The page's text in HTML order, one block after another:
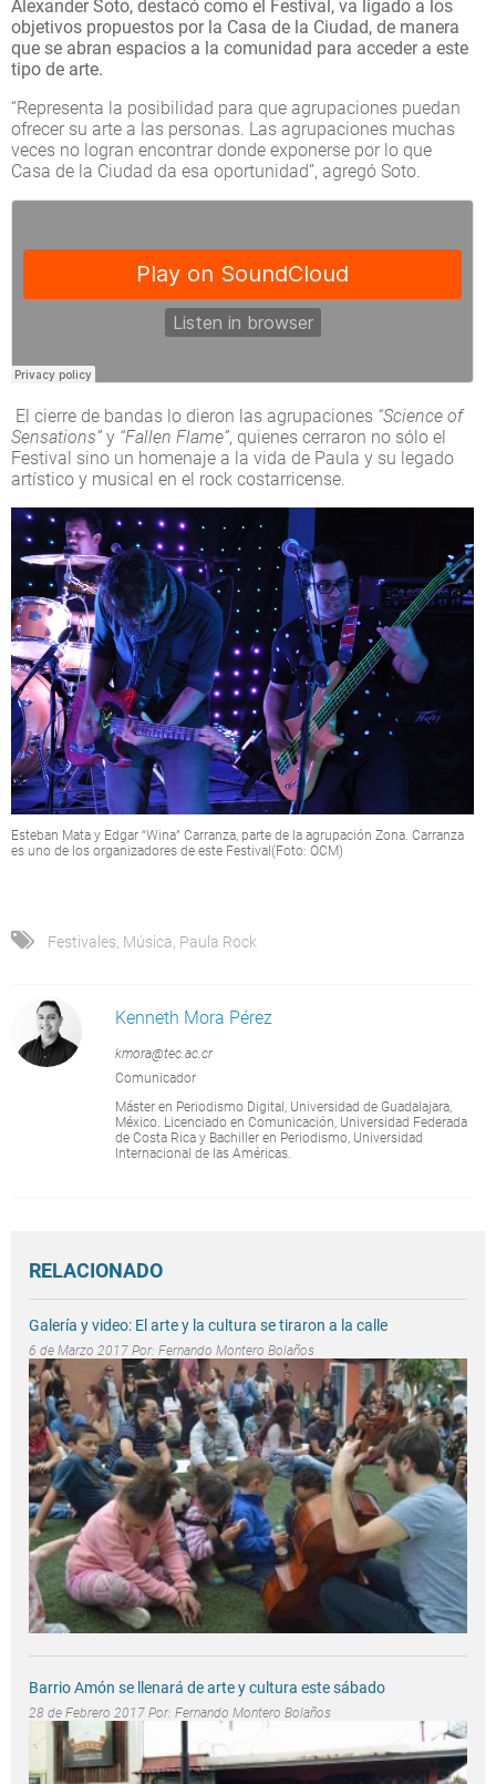
Alexander Soto, destacó como el Festival, va ligado a los
objetivos propuestos por la Casa de la Ciudad, de manera
que se abran espacios a la comunidad para acceder a este
tipo de arte.
“Representa la posibilidad para que agrupaciones puedan
ofrecer su arte a las personas. Las agrupaciones muchas
veces no logran encontrar donde exponerse por lo que
Casa de la Ciudad da esa oportunidad”, agregó Soto.
El cierre de bandas lo dieron las agrupaciones “Science of
Sensations”y “Fallen Flame”, quienes cerraron no sólo el
Festival sino un homenaje a la vida de Paula y su legado
artístico y musical en el rock costarricense.
Esteban Mata y Edgar “Wina” Carranza, parte de la agrupación Zona. Carranza
es uno de los organizadores de este Festival(Foto: OCM)
Festivales, Música, Paula Rock
Kenneth Mora Pérez
kmora@tec.ac.cr
Comunicador
Máster en Periodismo Digital, Universidad de Guadalajara,
México. Licenciado en Comunicación, Universidad Federada
de Costa Rica y Bachiller en Periodismo, Universidad
Internacional de las Américas.
RELACIONADO
Galería y video: El arte y la cultura se tiraron a la calle
6 de Marzo 2017 Por: Fernando Montero Bolaños
Barrio Amón se llenará de arte y cultura este sábado
28 de Febrero 2017 Por: Fernando Montero Bolaños